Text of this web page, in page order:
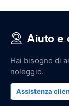
Aiuto e
Hai bisogno di
noleggio.
Assistenza